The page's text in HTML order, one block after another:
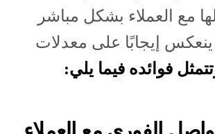
مع العملاء بشكل مباشر
إيجابًا على معدلات
فوائده فيما يلي: